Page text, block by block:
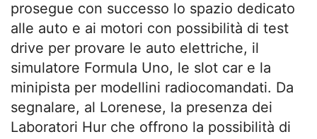
prosegue con successo lo spazio dedicato
alle auto e ai motori con possibilità di test
drive per provare le auto elettriche, il
simulatore Formula Uno, le slot car e la
minipista per modellini radiocomandati. Da
segnalare, al Lorenese, la presenza dei
Laboratori Hur che offrono la possibilità di